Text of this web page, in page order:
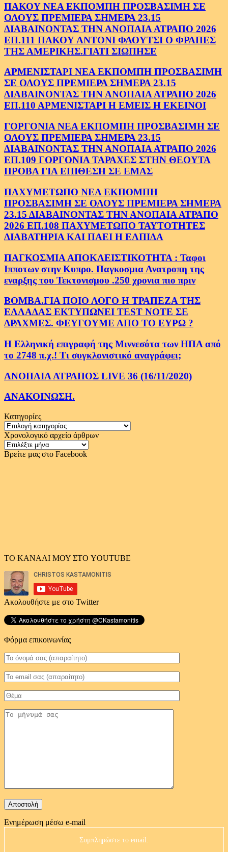
ΠΑΚΟΥ ΝΕΑ ΕΚΠΟΜΠΗ ΠΡΟΣΒΑΣΙΜΗ ΣΕ
ΟΛΟΥΣ ΠΡΕΜΙΕΡΑ ΣΗΜΕΡΑ 23.15
ΔΙΑΒΑΙΝΟΝΤΑΣ ΤΗΝ ΑΝΟΠΑΙΑ ΑΤΡΑΠΟ 2026
ΕΠ.111 ΠΑΚΟΥ ΑΝΤΟΝΙ ΦΑΟΥΤΣΙ Ο ΦΡΑΠΕΣ
ΤΗΣ ΑΜΕΡΙΚΗΣ.ΓΙΑΤΙ ΣΙΩΠΗΣΕ
ΑΡΜΕΝΙΣΤΑΡΙ ΝΕΑ ΕΚΠΟΜΠΗ ΠΡΟΣΒΑΣΙΜΗ
ΣΕ ΟΛΟΥΣ ΠΡΕΜΙΕΡΑ ΣΗΜΕΡΑ 23.15
ΔΙΑΒΑΙΝΟΝΤΑΣ ΤΗΝ ΑΝΟΠΑΙΑ ΑΤΡΑΠΟ 2026
ΕΠ.110 ΑΡΜΕΝΙΣΤΑΡΙ Η ΕΜΕΙΣ Η ΕΚΕΙΝΟΙ
ΓΟΡΓΟΝΙΑ ΝΕΑ ΕΚΠΟΜΠΗ ΠΡΟΣΒΑΣΙΜΗ ΣΕ
ΟΛΟΥΣ ΠΡΕΜΙΕΡΑ ΣΗΜΕΡΑ 23.15
ΔΙΑΒΑΙΝΟΝΤΑΣ ΤΗΝ ΑΝΟΠΑΙΑ ΑΤΡΑΠΟ 2026
ΕΠ.109 ΓΟΡΓΟΝΙΑ ΤΑΡΑΧΕΣ ΣΤΗΝ ΘΕΟΥΤΑ
ΠΡΟΒΑ ΓΙΑ ΕΠΙΘΕΣΗ ΣΕ ΕΜΑΣ
ΠΑΧΥΜΕΤΩΠΟ ΝΕΑ ΕΚΠΟΜΠΗ
ΠΡΟΣΒΑΣΙΜΗ ΣΕ ΟΛΟΥΣ ΠΡΕΜΙΕΡΑ ΣΗΜΕΡΑ
23.15 ΔΙΑΒΑΙΝΟΝΤΑΣ ΤΗΝ ΑΝΟΠΑΙΑ ΑΤΡΑΠΟ
2026 ΕΠ.108 ΠΑΧΥΜΕΤΩΠΟ ΤΑΥΤΟΤΗΤΕΣ
ΔΙΑΒΑΤΗΡΙΑ ΚΑΙ ΠΑΕΙ Η ΕΛΠΙΔΑ
ΠΑΓΚΟΣΜΙΑ ΑΠΟΚΛΕΙΣΤΙΚΟΤΗΤΑ : Ταφοι
Ιπποτων στην Κυπρο. Παγκοσμια Ανατροπη της
εναρξης του Τεκτονισμου .250 χρονια πιο πριν
ΒΟΜΒΑ.ΓΙΑ ΠΟΙΟ ΛΟΓΟ Η ΤΡΑΠΕΖΑ ΤΗΣ
ΕΛΛΑΔΑΣ ΕΚΤΥΠΩΝΕΙ TEST NOTE ΣΕ
ΔΡΑΧΜΕΣ. ΦΕΥΓΟΥΜΕ ΑΠΟ ΤΟ ΕΥΡΩ ?
Η Ελληνική επιγραφή της Μιννεσότα των ΗΠΑ από
το 2748 π.χ.! Τι συγκλονιστικό αναγράφει;
ΑΝΟΠΑΙΑ ΑΤΡΑΠΟΣ LIVE 36 (16/11/2020)
ΑΝΑΚΟΙΝΩΣΗ.
Κατηγορίες
Κατηγορίες
Χρονολογικό αρχείο άρθρων
Χρονολογικό
αρχείο
Βρείτε μας στο Facebook
ΤΟ ΚΑΝΑΛΙ ΜΟΥ ΣΤΟ YOUTUBE
Ακολουθήστε με στο Twitter
Φόρμα επικοινωνίας
Ενημέρωση μέσω e-mail
Συμπληρώστε το email: